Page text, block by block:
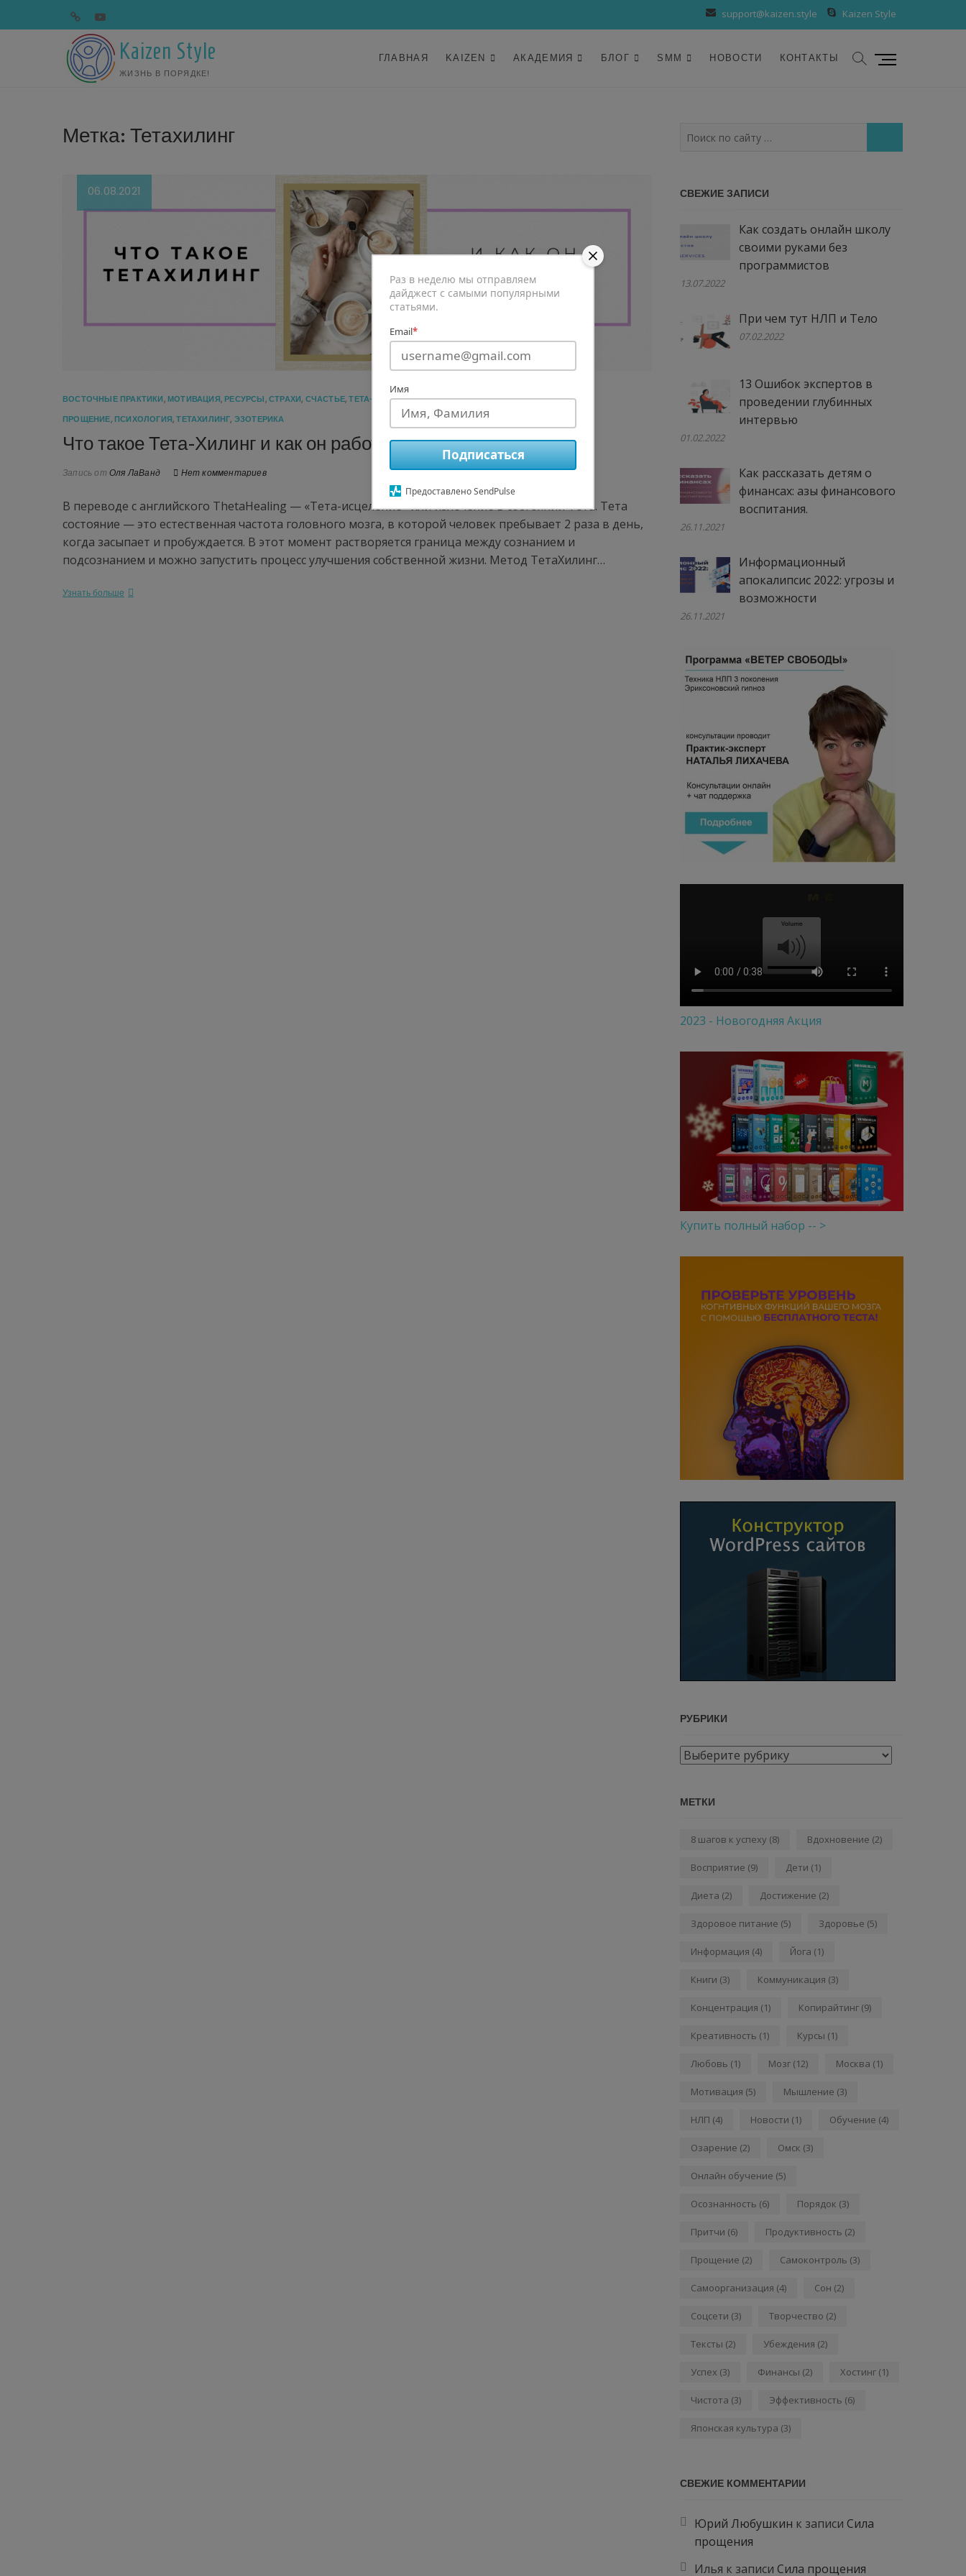
к
содержимому
support@kaizen.style Kaizen Style
telegramyoutube
Kaizen Style
ЖИЗНЬ В ПОРЯДКЕ!
ГЛАВНАЯ KAIZEN АКАДЕМИЯ БЛОГ SMM НОВОСТИ КОНТАКТЫ
К
Метка:Тетахилинг
06.08.2021
ВОСТОЧНЫЕ ПРАКТИКИ,МОТИВАЦИЯ,РЕСУРСЫ,СТРАХИ, СЧАСТЬЕ,ТЕТА-ХИЛИНГ,ЭЗОТЕРИКА
ПРОЩЕНИЕ,ПСИХОЛОГИЯ,ТЕТАХИЛИНГ, ЭЗОТЕРИКА
Что такое Тета-Хилинг и как он работает?
Запись от Оля ЛаВанд Нет комментариев
В переводе с английского ThetaHealing — «Тета-исцеление» или излечение в состоянии Тета. Тета
состояние — это естественная частота головного мозга, в которой человек пребывает 2 раза в день,
когда засыпает и пробуждается. В этот момент растворяется граница между сознанием и
подсознанием и можно запустить процесс улучшения собственной жизни. Метод ТетаХилинг…
Узнать больше
по
СВЕЖИЕ ЗАПИСИ
Как создать онлайн школу
своими руками без
программистов
13.07.2022
При чем тут НЛП и Тело
07.02.2022
13 Ошибок экспертов в
проведении глубинных
интервью
01.02.2022
Как рассказать детям о
финансах: азы финансового
воспитания.
26.11.2021
Информационный
апокалипсис 2022: угрозы и
возможности
26.11.2021
2023 - Новогодняя Акция
Купить полный набор -- >
РУБРИКИ
Рубрики
МЕТКИ
8 шагов к успеху (8) Вдохновение (2)
Восприятие (9) Дети (1)
Диета (2) Достижение (2)
Здоровое питание (5) Здоровье (5)
Информация (4) Йога (1)
Книги (3) Коммуникация (3)
Концентрация (1) Копирайтинг (9)
Креативность (1) Курсы (1)
Любовь (1) Мозг (12) Москва (1)
Мотивация (5) Мышление (3)
НЛП (4) Новости (1) Обучение (4)
Озарение (2) Омск (3)
Онлайн обучение (5)
Осознанность (6) Порядок (3)
Притчи (6) Продуктивность (2)
Прощение (2) Самоконтроль (3)
Самоорганизация (4) Сон (2)
Соцсети (3) Творчество (2)
Тексты (2) Убеждения (2)
Успех (3) Финансы (2) Хостинг (1)
Чистота (3) Эффективность (6)
Японская культура (3)
СВЕЖИЕ КОММЕНТАРИИ
Юрий Любушкин к записи Сила
прощения
Илья к записи Сила прощения
Раз в неделю мы отправляем
дайджест с самыми популярными
статьями.
Email*
Имя
Подписаться
Предоставлено SendPulse